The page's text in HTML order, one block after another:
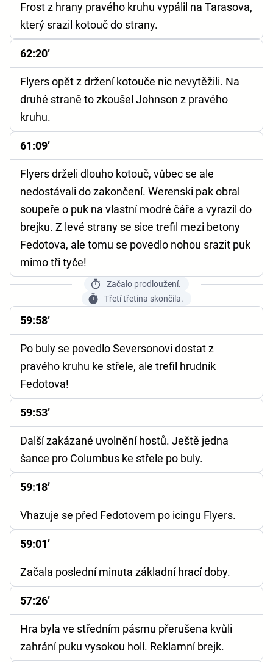
Frost z hrany pravého kruhu vypálil na Tarasova,
který srazil kotouč do strany.
62:20’
Flyers opět z držení kotouče nic nevytěžili. Na
druhé straně to zkoušel Johnson z pravého
kruhu.
61:09’
Flyers drželi dlouho kotouč, vůbec se ale
nedostávali do zakončení. Werenski pak obral
soupeře o puk na vlastní modré čáře a vyrazil do
brejku. Z levé strany se sice trefil mezi betony
Fedotova, ale tomu se povedlo nohou srazit puk
mimo tři tyče!
Začalo prodloužení.
Třetí třetina skončila.
59:58’
Po buly se povedlo Seversonovi dostat z
pravého kruhu ke střele, ale trefil hrudník
Fedotova!
59:53’
Další zakázané uvolnění hostů. Ještě jedna
šance pro Columbus ke střele po buly.
59:18’
Vhazuje se před Fedotovem po icingu Flyers.
59:01’
Začala poslední minuta základní hrací doby.
57:26’
Hra byla ve středním pásmu přerušena kvůli
zahrání puku vysokou holí. Reklamní brejk.